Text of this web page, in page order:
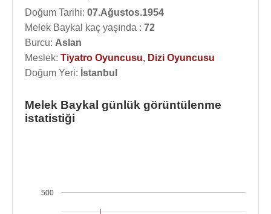
Doğum Tarihi: 07.Ağustos.1954
Melek Baykal kaç yaşında : 72
Burcu: Aslan
Meslek: Tiyatro Oyuncusu, Dizi Oyuncusu
Doğum Yeri: İstanbul
Melek Baykal günlük görüntülenme
istatistiği
500